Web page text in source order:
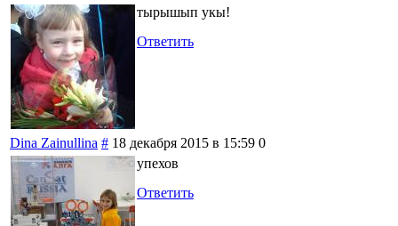
тырышып укы!
Ответить
Dina Zainullina # 18 декабря 2015 в 15:59 0
упехов
Ответить